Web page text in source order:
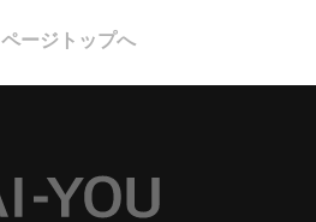
ページトップへ